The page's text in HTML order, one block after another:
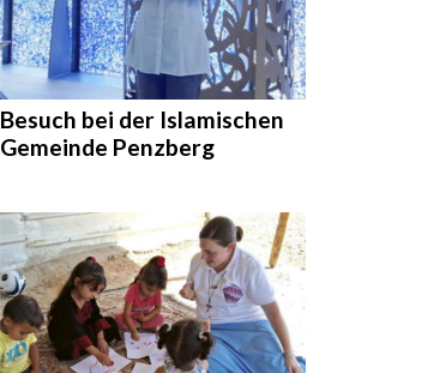
Besuch bei der Islamischen
Gemeinde Penzberg